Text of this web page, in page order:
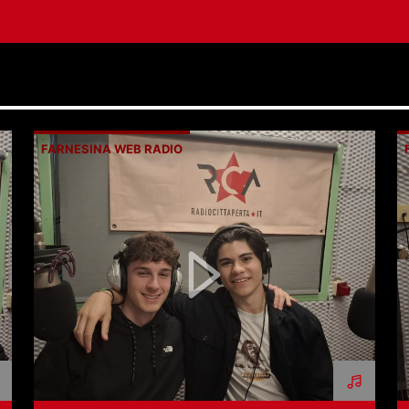
FARNESINA WEB RADIO